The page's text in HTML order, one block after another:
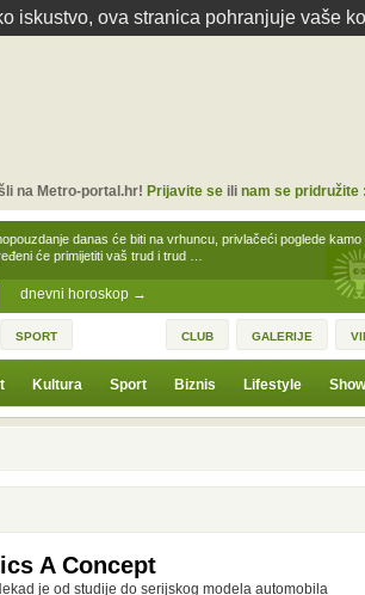
iskustvo, ova stranica pohranjuje vaše
dnevni horoskop →
danas će biti na vrhuncu, privlačeći poglede kamo
će primijetiti vaš trud i trud …
na Metro-portal.hr! Prijavite seili nam se pridružite
SPORT CLUB GALERIJE
Kultura Sport Biznis Lifestyle
A Concept
je od studije do serijskog modela automobila